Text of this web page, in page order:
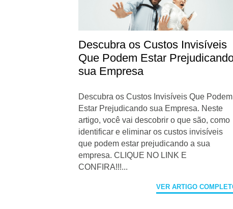
Descubra os Custos Invisíveis
Que Podem Estar
sua Empresa
Descubra os Custos Invisíveis Que Podem
Estar Prejudicando sua Empresa. Neste
artigo, você vai descobrir o que são, como
identificar e eliminar os custos invisíveis
que podem estar prejudicando a sua
empresa. CLIQUE NO LINK E
CONFIRA!!!...
VER ARTIGO